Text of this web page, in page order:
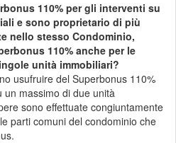
110% per gli interventi su
e sono proprietario di più
nello stesso Condominio,
110% anche per le
unità immobiliari?
usufruire del Superbonus 110%
un massimo di due unità
sono effettuate congiuntamente
parti comuni del condominio che